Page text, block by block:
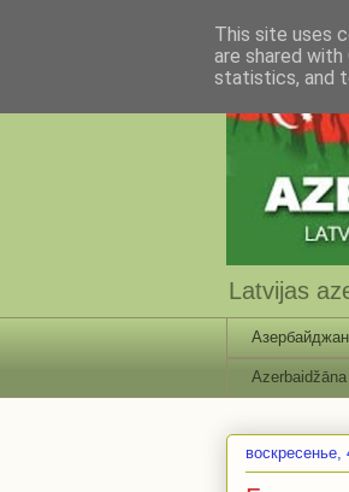
Latvijas
Азербайджан
Azerbaidžāna
воскресенье,
This site uses
are shared
statistics, and